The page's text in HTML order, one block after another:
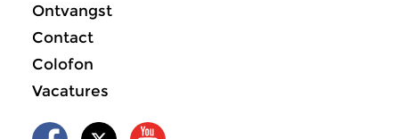
Ontvangst
Contact
Colofon
Vacatures